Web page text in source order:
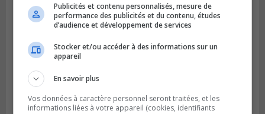
Publicités et contenu personnalisés, mesure de
performance des publicités et du contenu, études
d’audience et développement de services
Stocker et/ou accéder à des informations sur un
appareil
En savoir plus
Vos données à caractère personnel seront traitées, et les
informations liées à votre appareil (cookies, identifiants